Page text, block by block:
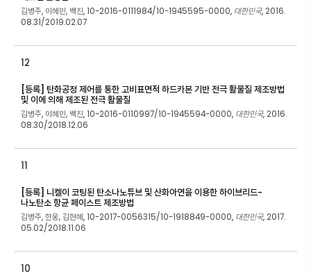
김병주, 이혜민, 백진, 10-2016-0111984/10-1945595-0000, 대한민국, 2016.
08.31/2019.02.07
12
[등록] 탄화공정 제어를 통한 고비표면적 하드카본 기반 전극 활물질 제조방법
및 이에 의해 제조된 전극 활물질
김병주, 이혜민, 백진, 10-2016-0110997/10-1945594-0000, 대한민국, 2016.
08.30/2018.12.06
11
[등록] 니켈이 코팅된 탄소나노튜브 및 산화아연을 이용한 하이브리드-
나노탄소 항균 페이스트 제조방법
김병주, 한웅, 김현혜, 10-2017-0056315/10-1918849-0000, 대한민국, 2017.
05.02/2018.11.06
10